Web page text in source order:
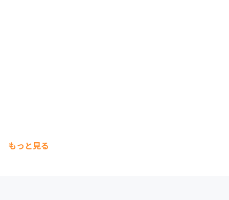
もっと見る